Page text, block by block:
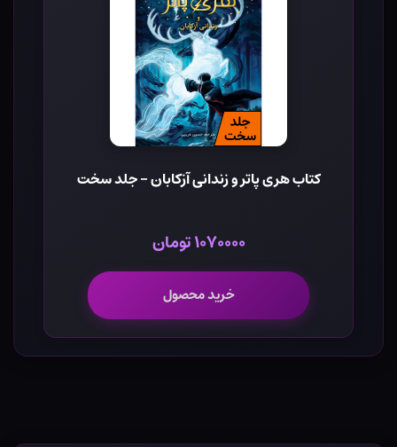
کتاب هری پاتر و زندانی آزکابان - جلد سخت
۱۰۷۰۰۰۰ تومان
خرید محصول